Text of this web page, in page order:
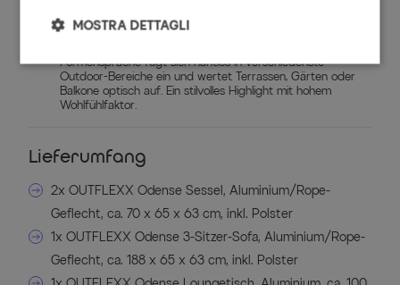
Die Kombination aus weißem Aluminiumgestell, grauen
Polstern und modernem Rope-Geflecht schafft ein
Formensprache fügt sich nahtlos in verschiedenste
Outdoor-Bereiche ein und wertet Terrassen, Gärten oder
Balkone optisch auf. Ein stilvolles Highlight mit hohem
Wohlfühlfaktor.
Lieferumfang
2x OUTFLEXX Odense Sessel, Aluminium/Rope-
Geflecht, ca. 70 x 65 x 63 cm, inkl. Polster
1x OUTFLEXX Odense 3-Sitzer-Sofa, Aluminium/Rope-
Geflecht, ca. 188 x 65 x 63 cm, inkl. Polster
MOSTRA DETTAGLI